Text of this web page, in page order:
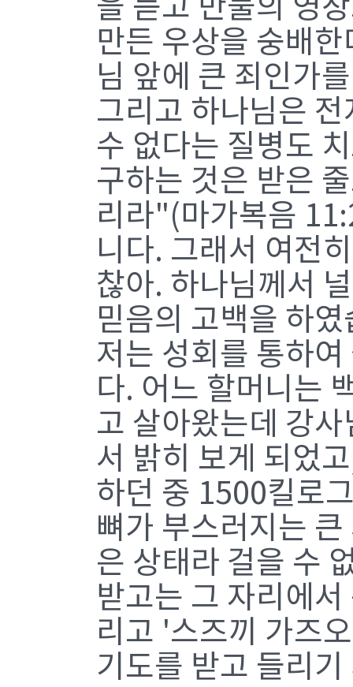
을 듣고 만물의 영
만든 우상을 숭배
님 앞에 큰 죄인가
그리고 하나님은
수 없다는 질병도
구하는 것은 받은
리라"(마가복음
니다. 그래서 여전
찮아. 하나님께서
믿음의 고백을 하
저는 성회를 통하
다. 어느 할머니는
고 살아왔는데 강
서 밝히 보게 되었
하던 중 1500킬로
뼈가 부스러지는
은 상태라 걸을 수
받고는 그 자리에
리고 '스즈끼 가즈
기도를 받고 들리